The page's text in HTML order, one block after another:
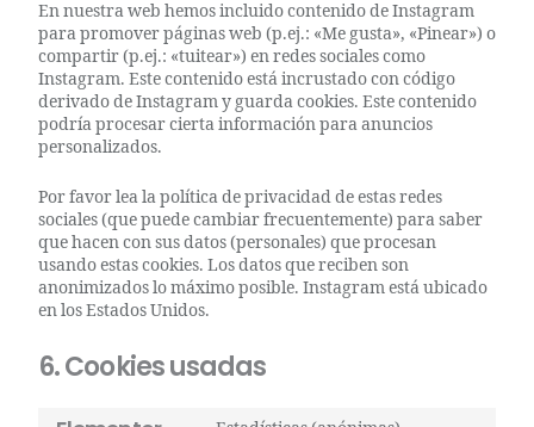
En nuestra web hemos incluido contenido de Instagram
para promover páginas web (p.ej.: «Me gusta», «Pinear») o
compartir (p.ej.: «tuitear») en redes sociales como
Instagram. Este contenido está incrustado con código
derivado de Instagram y guarda cookies. Este contenido
podría procesar cierta información para anuncios
personalizados.
Por favor lea la política de privacidad de estas redes
sociales (que puede cambiar frecuentemente) para saber
que hacen con sus datos (personales) que procesan
usando estas cookies. Los datos que reciben son
anonimizados lo máximo posible. Instagram está ubicado
en los Estados Unidos.
6. Cookies usadas